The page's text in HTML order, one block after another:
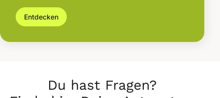
Entdecken
Du hast Fragen?